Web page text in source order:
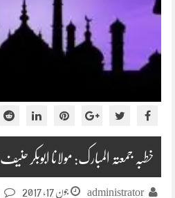
خطبہ جمعتہ المبارک: مولانا ابوبکر حنیف 2017-06-16
administrator جون 17, 2017